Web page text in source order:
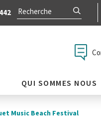
QUI SOMMES NOUS
Music Beach Festival